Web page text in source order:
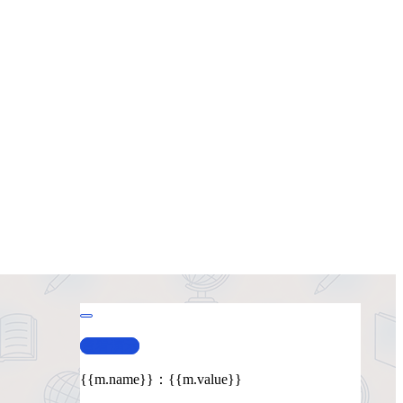
查看演示
{{m.name}} ： {{m.value}}